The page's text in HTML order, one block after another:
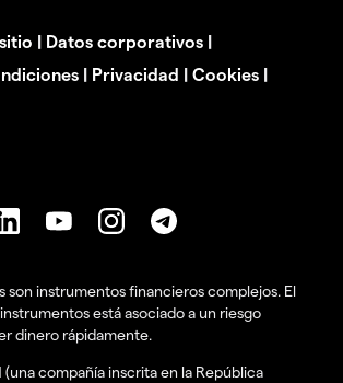
| Datos corporativos |
| Privacidad | Cookies |
son instrumentos financieros complejos. El
está asociado a un riesgo
dinero rápidamente.
(una compañía inscrita en la República